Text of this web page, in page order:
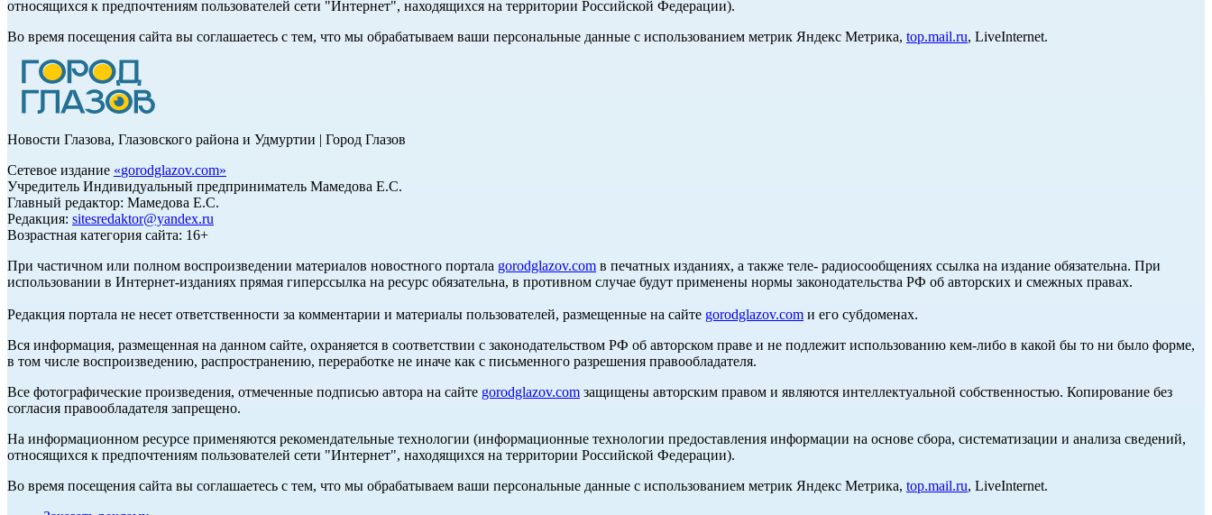
относящихся к предпочтениям пользователей сети "Интернет", находящихся на территории Российской Федерации).
Во время посещения сайта вы соглашаетесь с тем, что мы обрабатываем ваши персональные данные с использованием метрик Яндекс Метрика, top.mail.ru, LiveInternet.
Новости Глазова, Глазовского района и Удмуртии | Город Глазов
Сетевое издание «gorodglazov.com»
Учредитель Индивидуальный предприниматель Мамедова Е.С.
Главный редактор: Мамедова Е.С.
Редакция: sitesredaktor@yandex.ru
Возрастная категория сайта: 16+
При частичном или полном воспроизведении материалов новостного портала gorodglazov.com в печатных изданиях, а также теле- радиосообщениях ссылка на издание обязательна. При
использовании в Интернет-изданиях прямая гиперссылка на ресурс обязательна, в противном случае будут применены нормы законодательства РФ об авторских и смежных правах.
Редакция портала не несет ответственности за комментарии и материалы пользователей, размещенные на сайте gorodglazov.com и его субдоменах.
Вся информация, размещенная на данном сайте, охраняется в соответствии с законодательством РФ об авторском праве и не подлежит использованию кем-либо в какой бы то ни было форме,
в том числе воспроизведению, распространению, переработке не иначе как с письменного разрешения правообладателя.
Все фотографические произведения, отмеченные подписью автора на сайте gorodglazov.com защищены авторским правом и являются интеллектуальной собственностью. Копирование без
согласия правообладателя запрещено.
На информационном ресурсе применяются рекомендательные технологии (информационные технологии предоставления информации на основе сбора, систематизации и анализа сведений,
относящихся к предпочтениям пользователей сети "Интернет", находящихся на территории Российской Федерации).
Во время посещения сайта вы соглашаетесь с тем, что мы обрабатываем ваши персональные данные с использованием метрик Яндекс Метрика, top.mail.ru, LiveInternet.